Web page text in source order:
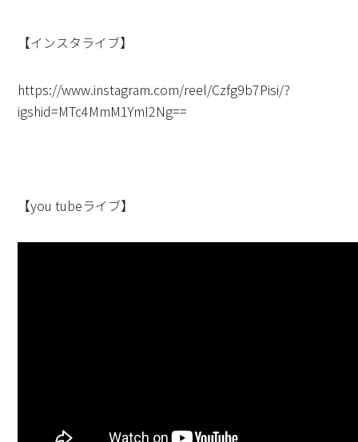
【インスタライブ】
https://www.instagram.com/reel/Czfg9b7Pisi/?
igshid=MTc4MmM1YmI2Ng==
【you tubeライブ】